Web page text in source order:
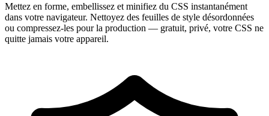
Mettez en forme, embellissez et minifiez du CSS instantanément
dans votre navigateur. Nettoyez des feuilles de style désordonnées
ou compressez-les pour la production — gratuit, privé, votre CSS ne
quitte jamais votre appareil.